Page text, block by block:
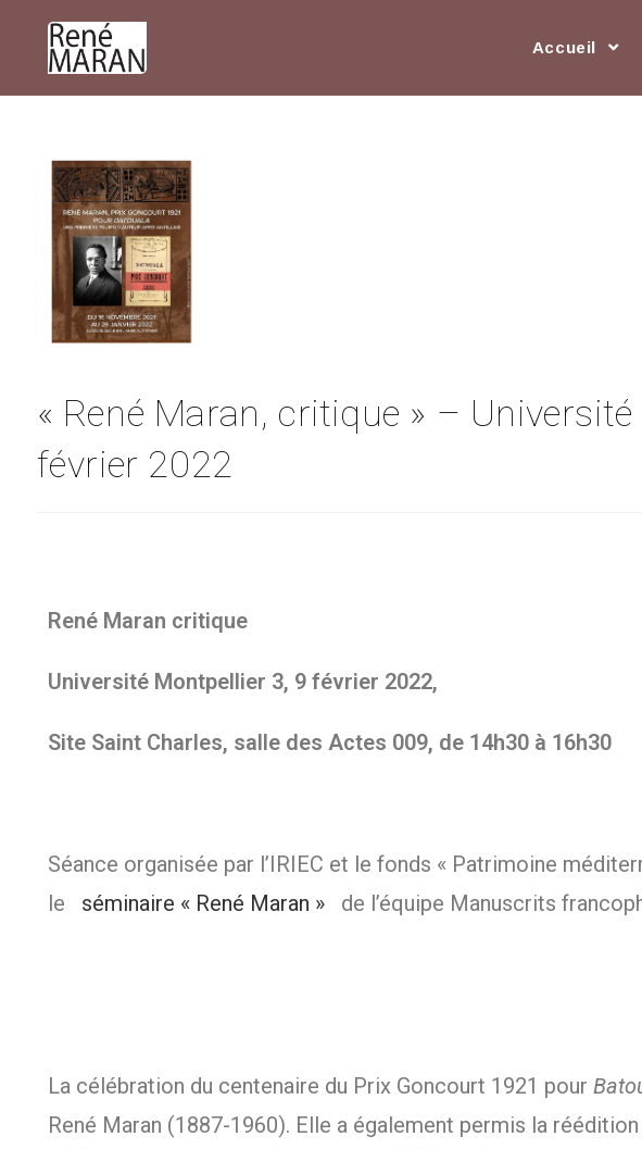
Accueil
« René Maran, critique » –
février 2022
René Maran critique
Université Montpellier 3, 9 février 2022,
Site Saint Charles, salle des Actes 009, de 14h30 à 16h30
Séance organisée par l’IRIEC et le fonds « Patrimoine
le
séminaire « René Maran » de l’équipe Manuscrits
La célébration du centenaire du Prix Goncourt 1921 pour
René Maran (1887-1960). Elle a également permis la